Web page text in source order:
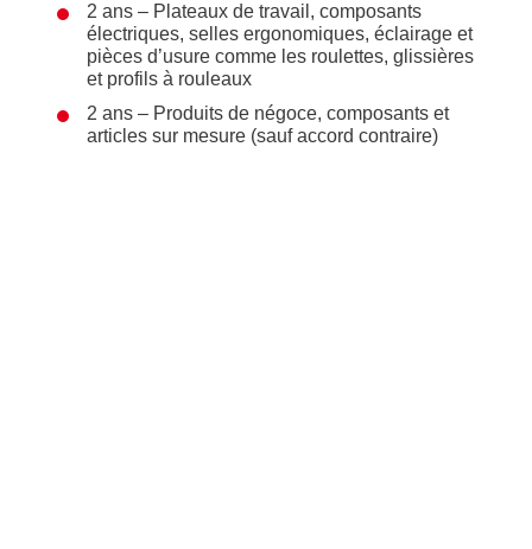
2 ans – Plateaux de travail, composants
électriques, selles ergonomiques, éclairage et
pièces d’usure comme les roulettes, glissières
et profils à rouleaux
2 ans – Produits de négoce, composants et
articles sur mesure (sauf accord contraire)